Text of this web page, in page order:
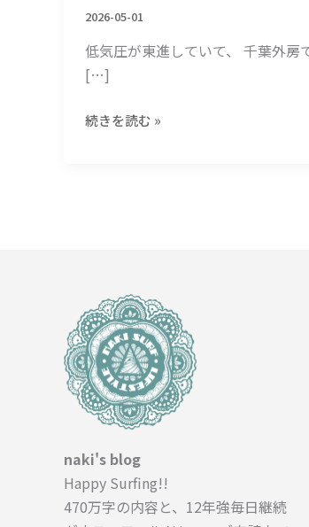
2026-05-01
低気圧が東進していて、 千葉外房
[…]
ン
ウ
ー
開
催
の
お
知
せ
大
切
続きを読む »
naki's blog
Happy Surfing!!
470万字の内容と、12年強毎日継続